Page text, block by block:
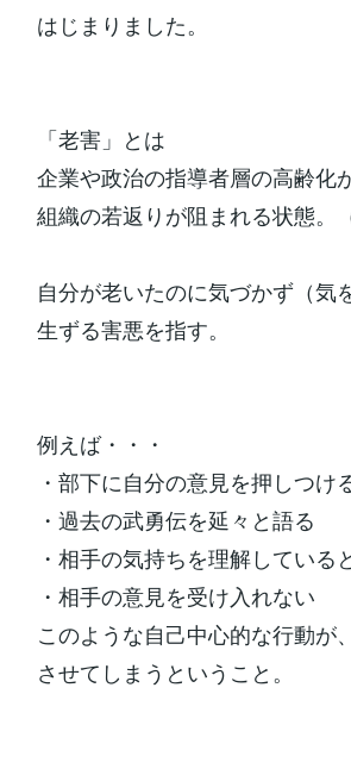
はじまりました。
「老害」とは
企業や政治の指導者層の高齢化
組織の若返りが阻まれる状態。
自分が老いたのに気づかず（気
生ずる害悪を指す。
例えば・・・
・部下に自分の意見を押しつけ
・過去の武勇伝を延々と語る
・相手の気持ちを理解している
・相手の意見を受け入れない
このような自己中心的な行動が
させてしまうということ。